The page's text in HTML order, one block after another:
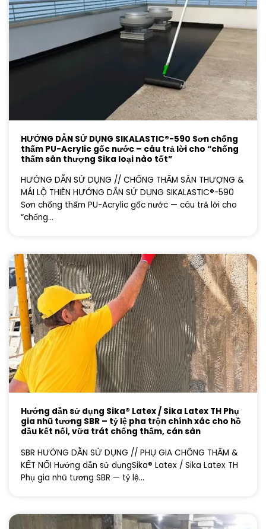
HƯỚNG DẪN SỬ DỤNG SIKALASTIC®-590 Sơn chống
thấm PU-Acrylic gốc nước – câu trả lời cho “chống
thấm sân thượng Sika loại nào tốt”
HƯỚNG DẪN SỬ DỤNG // CHỐNG THẤM SÂN THƯỢNG &
MÁI LỘ THIÊN HƯỚNG DẪN SỬ DỤNG SIKALASTIC®-590
Sơn chống thấm PU-Acrylic gốc nước — câu trả lời cho
“chống...
Hướng dẫn sử dụng Sika® Latex / Sika Latex TH Phụ
gia nhũ tương SBR – tỷ lệ pha trộn chính xác cho hồ
dầu kết nối, vữa trát chống thấm, cán sàn
SBR HƯỚNG DẪN SỬ DỤNG // PHỤ GIA CHỐNG THẤM &
KẾT NỐI Hướng dẫn sử dụngSika® Latex / Sika Latex TH
Phụ gia nhũ tương SBR — tỷ lệ...